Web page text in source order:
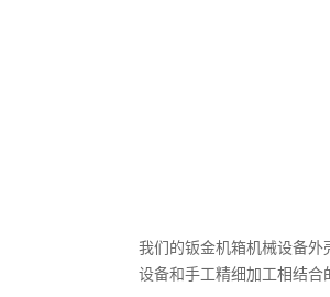
我们的钣金机箱机械设备
设备和手工精细加工相结合